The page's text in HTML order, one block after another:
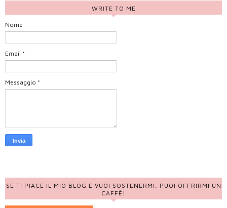
WRITE TO ME
Nome
Email *
Messaggio *
SE TI PIACE IL MIO BLOG E VUOI SOSTENERMI, PUOI OFFRIRMI UN
CAFFÈ!